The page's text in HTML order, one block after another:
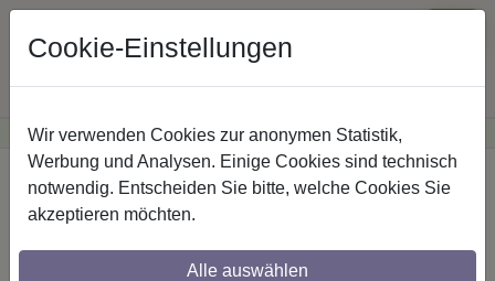
Günstige Versandkosteninnerhalb Österreichs· Sichere Zahlung
Startseite
IL-Stilg. 20 mm 1-lfg. Platon Luino 520 cm
Mess.-O./Edelst.-O.
Cookie-Einstellungen
Wir verwenden Cookies zur anonymen Statistik,
Werbung und Analysen. Einige Cookies sind technisch
notwendig. Entscheiden Sie bitte, welche Cookies Sie
akzeptieren möchten.
Alle auswählen